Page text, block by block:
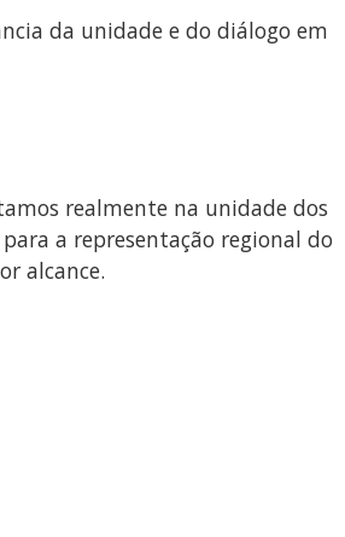
da unidade e do diálogo em
realmente na unidade dos
a representação regional do
alcance.